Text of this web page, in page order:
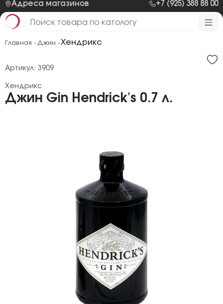
Адреса магазинов +7 (925) 388 88 00
Главная -Джин -Хендрикс
Джин Gin Hendrick's 0.7 л.
Хендрикс
Артикул: 3909